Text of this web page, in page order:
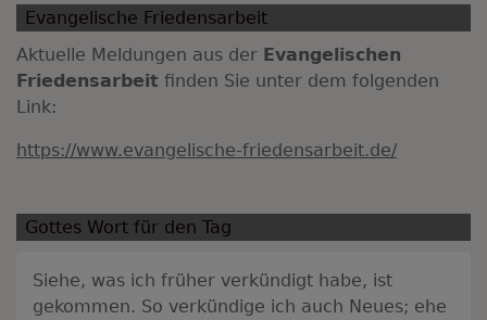
Evangelische Friedensarbeit
Aktuelle Meldungen aus der Evangelischen
Friedensarbeit finden Sie unter dem folgenden
Link:
https://www.evangelische-friedensarbeit.de/
Gottes Wort für den Tag
Siehe, was ich früher verkündigt habe, ist
gekommen. So verkündige ich auch Neues; ehe